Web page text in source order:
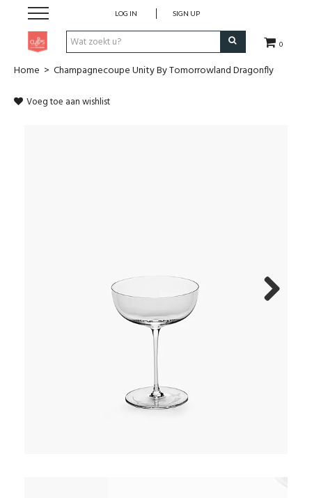
0
LOG IN SIGN UP
Pen & Papier
Home > Champagnecoupe Unity By Tomorrowland Dragonfly
Voeg toe aan wishlist